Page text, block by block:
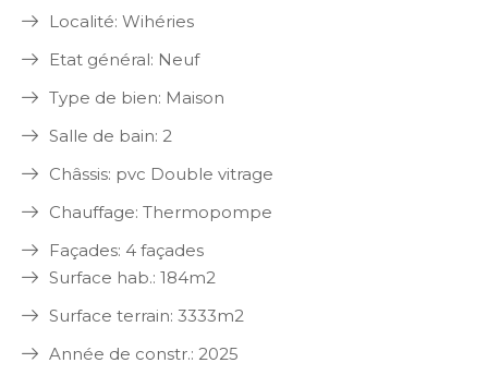
Localité: Wihéries
Etat général: Neuf
Type de bien: Maison
Salle de bain: 2
Châssis: pvc Double vitrage
Chauffage: Thermopompe
Façades: 4 façades
Surface hab.: 184m2
Surface terrain: 3333m2
Année de constr.: 2025